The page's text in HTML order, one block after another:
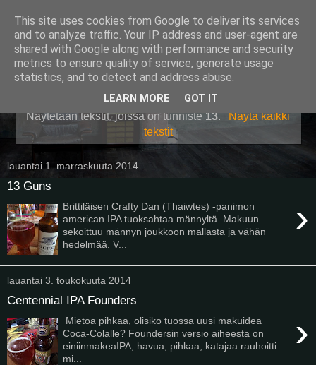
Pullollinen
Näytetään tekstit, joissa on tunniste 13. Näytä kaikki
tekstit
lauantai 1. marraskuuta 2014
13 Guns
›
Brittiläisen Crafty Dan (Thaiwtes) -panimon
american IPA tuoksahtaa männyltä. Makuun
sekoittuu männyn joukkoon mallasta ja vähän
hedelmää. V...
lauantai 3. toukokuuta 2014
Centennial IPA Founders
›
Mietoa pihkaa, olisiko tuossa uusi makuidea
Coca-Colalle? Foundersin versio aiheesta on
einiinmakeaIPA, havua, pihkaa, katajaa rauhoitti
mi...
This site uses cookies from Google to deliver its services
and to analyze traffic. Your IP address and user-agent are
shared with Google along with performance and security
metrics to ensure quality of service, generate usage
statistics, and to detect and address abuse.
LEARN MORE GOT IT